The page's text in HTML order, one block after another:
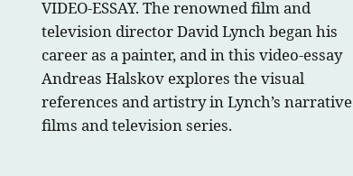
VIDEO-ESSAY. The renowned film and
television director David Lynch began his
career as a painter, and in this video-essay
Andreas Halskov explores the visual
references and artistry in Lynch’s narrative
films and television series.